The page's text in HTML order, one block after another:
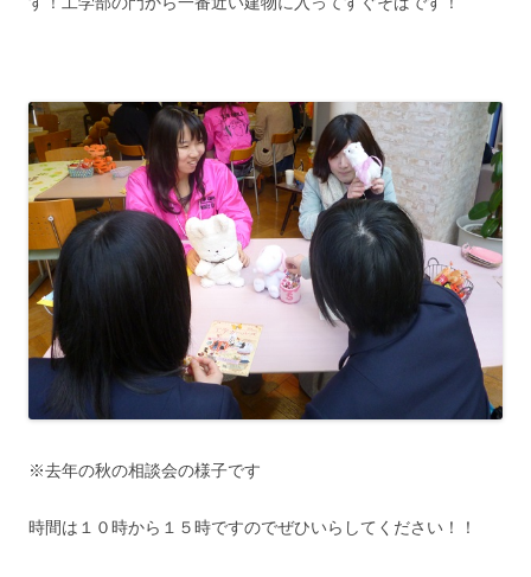
※去年の秋の相談会の様子です
時間は１０時から１５時ですのでぜひいらしてください！！